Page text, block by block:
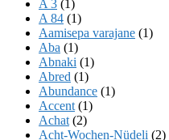
A 3 (1)
A 84 (1)
Aamisepa varajane (1)
Aba (1)
Abnaki (1)
Abred (1)
Abundance (1)
Accent (1)
Achat (2)
Acht-Wochen-Nüdeli (2)